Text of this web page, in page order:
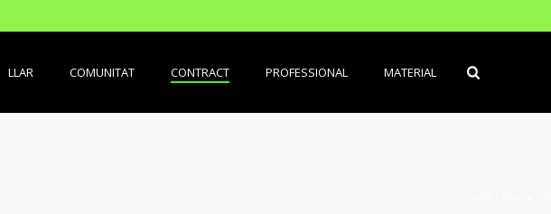
LLAR COMUNITAT CONTRACT PROFESSIONAL MATERIAL